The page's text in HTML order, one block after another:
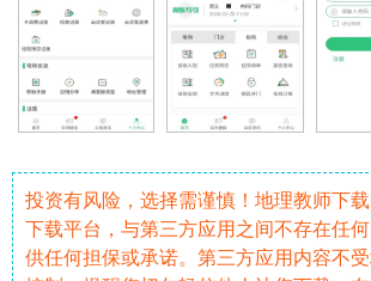
投资有风险，选择需谨慎！地理教师下
下载平台，与第三方应用之间不存在任
供任何担保或承诺。第三方应用内容不